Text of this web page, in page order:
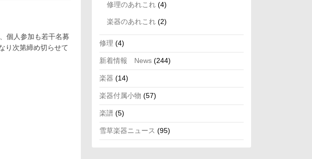
個人参加も若干名募
り次第締め切らせて
修理のあれこれ (4)
楽器のあれこれ (2)
修理 (4)
新着情報 News (244)
楽器 (14)
楽器付属小物 (57)
楽譜 (5)
雪草楽器ニュース (95)